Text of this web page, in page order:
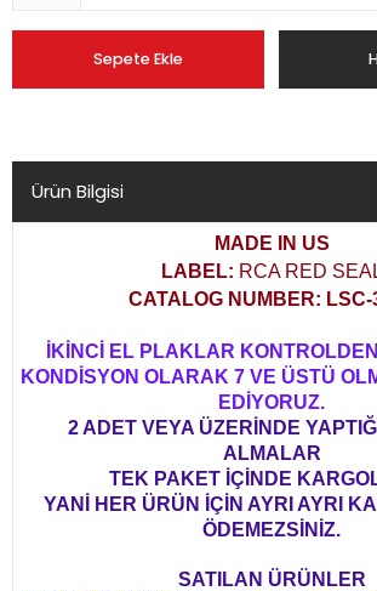
Sepete Ekle
Ürün Bilgisi
MADE IN US
LABEL: RCA RED
CATALOG NUMBER: LSC-
İKİNCİ EL PLAKLAR
KONDİSYON OLARAK 7 VE ÜSTÜ
EDİYORUZ.
2 ADET VEYA ÜZERİNDE
ALMALAR
TEK PAKET İÇİNDE
YANİ HER ÜRÜN İÇİN AYRI AYRI
ÖDEMEZSİNİZ.
SATILAN ÜRÜNLER